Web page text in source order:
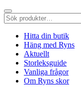
Sök
efter:
Hitta din butik
Häng med Ryns
Aktuellt
Storleksguide
Vanliga frågor
Om Ryns skor